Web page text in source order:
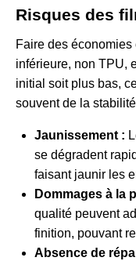
Risques des
Faire des
inférieure, non TPU,
initial soit plus bas,
souvent de la
Jaunissement :
se dégradent
faisant jaunir les
Dommages à la
qualité peuvent
finition, pouvant
Absence de